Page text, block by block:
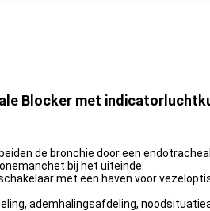
Blocker met
de bronchie door een
bij het uiteinde.
met een haven voor
ademhalingsafdeling,